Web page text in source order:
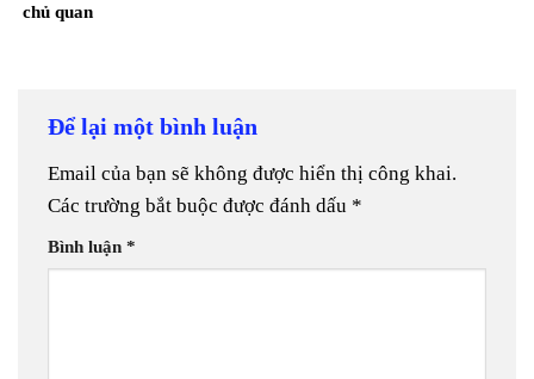
chủ quan
Để lại một bình luận
Email của bạn sẽ không được hiển thị công khai.
Các trường bắt buộc được đánh dấu *
Bình luận *